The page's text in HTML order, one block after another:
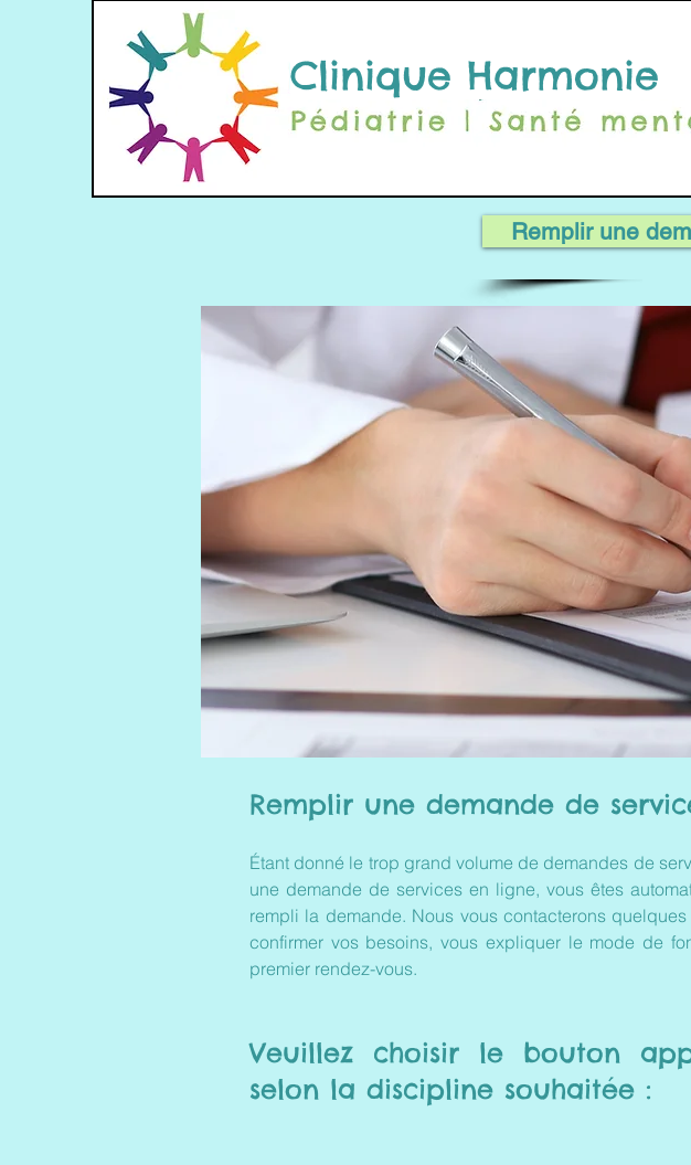
Clinique
Remplir une
Remplir une demande de
Étant donné le trop grand volume de demandes de
une demande de services en ligne, vous êtes
rempli la demande. Nous vous contacterons
confirmer vos besoins, vous expliquer le mode de
premier rendez-vous.
Veuillez choisir le bouton
selon la discipline souhaitée :